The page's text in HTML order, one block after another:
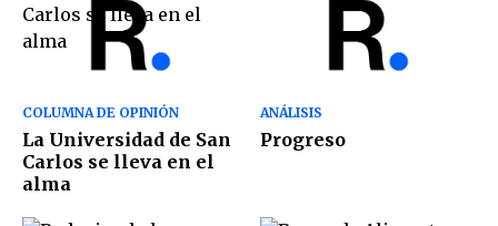
COLUMNA DE OPINIÓN
La Universidad de San
Carlos se lleva en el
alma
ANÁLISIS
Progreso